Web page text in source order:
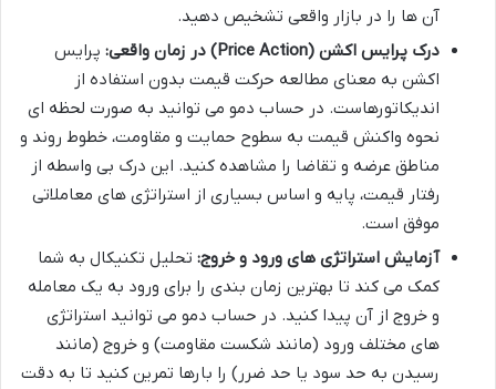
آن ها را در بازار واقعی تشخیص دهید.
درک پرایس اکشن (Price Action) در زمان واقعی:
پرایس
اکشن به معنای مطالعه حرکت قیمت بدون استفاده از
اندیکاتورهاست. در حساب دمو می توانید به صورت لحظه ای
نحوه واکنش قیمت به سطوح حمایت و مقاومت، خطوط روند و
مناطق عرضه و تقاضا را مشاهده کنید. این درک بی واسطه از
رفتار قیمت، پایه و اساس بسیاری از استراتژی های معاملاتی
موفق است.
آزمایش استراتژی های ورود و خروج: تحلیل تکنیکال به شما
کمک می کند تا بهترین زمان بندی را برای ورود به یک معامله
و خروج از آن پیدا کنید. در حساب دمو می توانید استراتژی
های مختلف ورود (مانند شکست مقاومت) و خروج (مانند
رسیدن به حد سود یا حد ضرر) را بارها تمرین کنید تا به دقت